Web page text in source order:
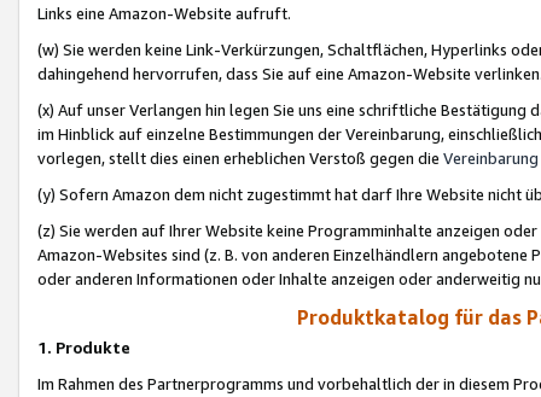
Links eine Amazon-Website aufruft.
(w) Sie werden keine Link-Verkürzungen, Schaltflächen, Hyperlinks
dahingehend hervorrufen, dass Sie auf eine Amazon-Website
(x) Auf unser Verlangen hin legen Sie uns eine schriftliche
im Hinblick auf einzelne Bestimmungen der Vereinbarung,
vorlegen, stellt dies einen erheblichen Verstoß gegen die Vereinbarung
(y) Sofern Amazon dem nicht zugestimmt hat darf Ihre Website nicht
(z) Sie werden auf Ihrer Website keine Programminhalte anzeigen
Amazon-Websites sind (z. B. von anderen Einzelhändlern
oder anderen Informationen oder Inhalte anzeigen oder anderweitig
Produktkatalog für das
1. Produkte
Im Rahmen des Partnerprogramms und vorbehaltlich der in diesem